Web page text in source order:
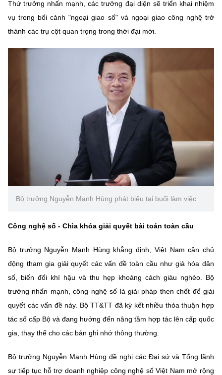
BỘ KHOA HỌC VÀ CÔNG NGHỆ
MINISTRY OF SCIENCE AND TECHNOLOGY
Điều khoản sử dụng Theo dõi MST: Góp ý
Cơ quan chủ quản: Bộ Khoa học và Công nghệ (MST)
Chịu trách nhiệm nội dung: Nguyễn Thị Hải Hằng
Giám đốc Trung tâm Truyền thông Khoa học và Công nghệ.
Địa chỉ: Ban Biên tập Cổng TTĐT - 18 Nguyễn Du, TP. Hà Nội
Điện thoại: 024 3936 9506
©2026 Bản quyền thuộc Bộ Khoa Học và Công Nghệ
(Ghi rõ nguồn "https://mst.gov.vn" khi phát hành lại thông tin từ
Thứ trưởng nhấn mạnh, các trưởng đại diện sẽ triển khai nhiệm
vụ trong bối cảnh "ngoại giao số" và ngoại giao công nghệ trở
thành các trụ cột quan trọng trong thời đại mới.
Bộ trưởng Nguyễn Mạnh Hùng phát biểu tại buổi làm việc
Công nghệ số - Chìa khóa giải quyết bài toán toàn cầu
Bộ trưởng Nguyễn Mạnh Hùng khẳng định, Việt Nam cần chủ
động tham gia giải quyết các vấn đề toàn cầu như già hóa dân
số, biến đổi khí hậu và thu hẹp khoảng cách giàu nghèo. Bộ
trưởng nhấn mạnh, công nghệ số là giải pháp then chốt để giải
quyết các vấn đề này. Bộ TT&TT đã ký kết nhiều thỏa thuận hợp
tác số cấp Bộ và đang hướng đến nâng tầm hợp tác lên cấp quốc
gia, thay thế cho các bản ghi nhớ thông thường.
Bộ trưởng Nguyễn Mạnh Hùng đề nghị các Đại sứ và Tổng lãnh
sự tiếp tục hỗ trợ doanh nghiệp công nghệ số Việt Nam mở rộng